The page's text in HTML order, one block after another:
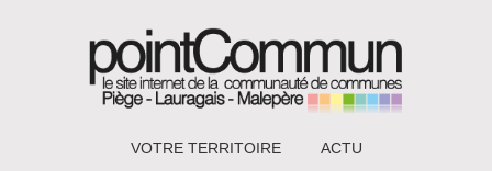
VOTRE TERRITOIRE
ACTU